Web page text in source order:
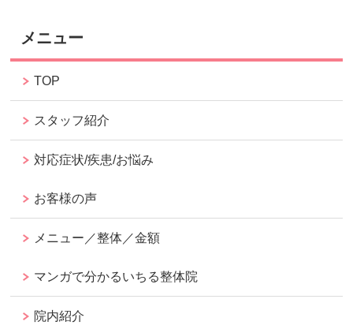
メニュー
TOP
スタッフ紹介
対応症状/疾患/お悩み
お客様の声
メニュー／整体／金額
マンガで分かるいちる整体院
院内紹介